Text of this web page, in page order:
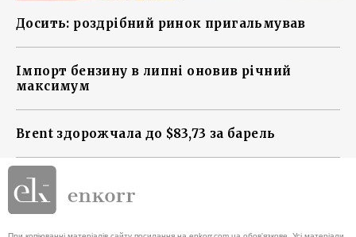
Досить: роздрібний ринок пригальмував
Імпорт бензину в липні оновив річний
максимум
Brent здорожчала до $83,73 за барель